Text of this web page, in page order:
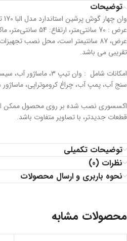
توضیحات
عرض : 70 سانتی‌متر،
عرض، 87 سانتیمتر است، محل نصب
تقریبی می باشد.
امکانات شامل : وان تیپ
سنج آب، پمپ آب، چراغ کروموتراپی، ماساژور
اكسسوری نصب شده بر روی محصول ممكن
قطعات جدیدتر، با تصاویر متفاوت باشد.
توضیحات تکمیلی
نظرات (0)
نحوه باربری و ارسال محصولات
محصولات مشابه